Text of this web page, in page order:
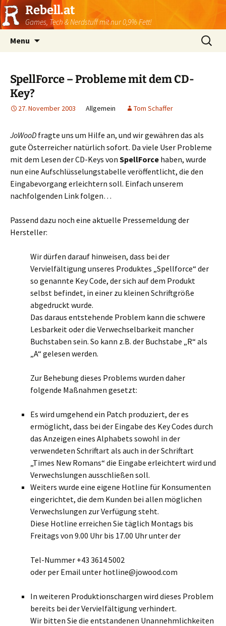
Rebell.at
Games, Tech & Nerdstuff mit nur 0,9% Fett!
Menu
Suchen
nach:
SpellForce – Probleme mit dem CD-
Key?
27. November 2003 Allgemein Tom Schaffer
JoWooD fragte uns um Hilfe an, und wir gewähren das als
gute Österreicher natürlich sofort. Da viele User Probleme
mit dem Lesen der CD-Keys von SpellForce haben, wurde
nun eine Aufschlüsselungstabelle veröffentlicht, die den
Eingabevorgang erleichtern soll. Einfach unserem
nachfolgenden Link folgen…
Passend dazu noch eine aktuelle Pressemeldung der
Hersteller:
Wir dürfen darauf hinweisen, dass bei der
Vervielfältigung unseres Produktes „Spellforce“ der
so genannte Key Code, der sich auf dem Produkt
selbst befindet, in einer zu kleinen Schriftgröße
abgedruckt wurde.
Das daraus entstehende Problem kann die schwere
Lesbarkeit oder die Verwechselbarkeit mancher
Buchstaben sein. So kann z.B. der Buchstabe „R“ als
„A“ gelesen werden.
Zur Behebung dieses Problems wurden daher
folgende Maßnahmen gesetzt:
Es wird umgehend ein Patch produziert, der es
ermöglicht, dass bei der Eingabe des Key Codes durch
das Anzeigen eines Alphabets sowohl in der
verwendeten Schriftart als auch in der Schriftart
„Times New Romans“ die Eingabe erleichtert wird und
Verwechslungen ausschließen soll.
Weiters wurde eine eigene Hotline für Konsumenten
eingerichtet, die dem Kunden bei allen möglichen
Verwechslungen zur Verfügung steht.
Diese Hotline erreichen Sie täglich Montags bis
Freitags von 9.00 Uhr bis 17.00 Uhr unter der
Tel-Nummer +43 3614 5002
oder per Email unter hotline@jowood.com
In weiteren Produktionschargen wird dieses Problem
bereits bei der Vervielfältigung verhindert.
Wir bitten Sie die entstandenen Unannehmlichkeiten